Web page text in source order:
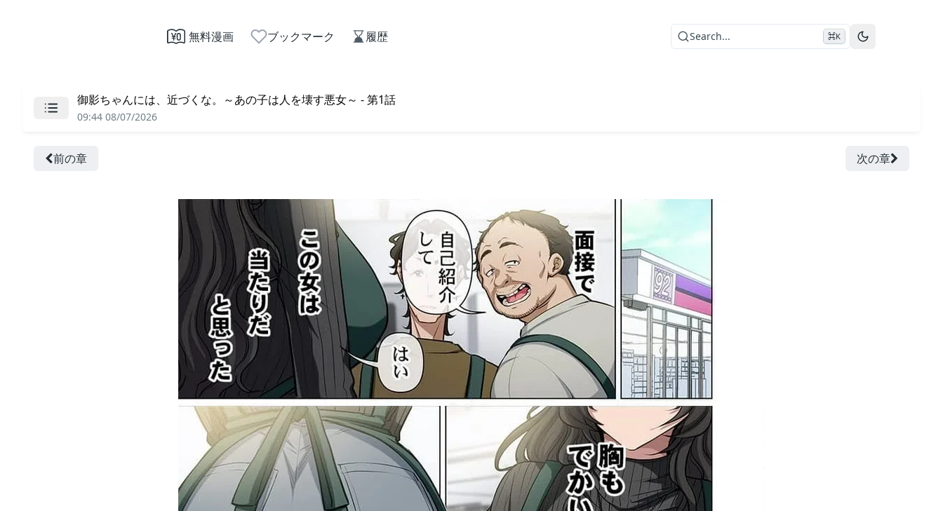
無料漫画 ブックマーク 履歴 Search... ⌘K
御影ちゃんには、近づくな。～あの子は人を壊す悪女～ - 第1話
09:44 08/07/2026
前の章 次の章